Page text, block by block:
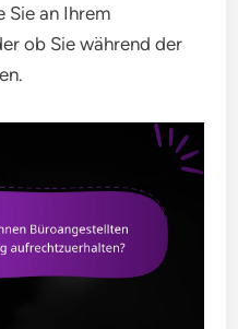
Sie an Ihrem
ob Sie während der